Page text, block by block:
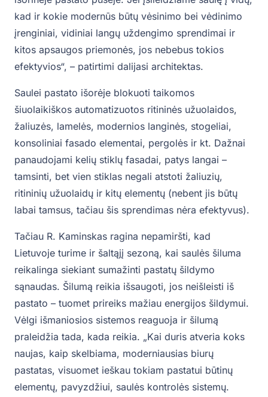
kad ir kokie modernūs būtų vėsinimo bei vėdinimo
įrenginiai, vidiniai langų uždengimo sprendimai ir
kitos apsaugos priemonės, jos nebebus tokios
efektyvios“, – patirtimi dalijasi architektas.
Saulei pastato išorėje blokuoti taikomos
šiuolaikiškos automatizuotos ritininės užuolaidos,
žaliuzės, lamelės, modernios langinės, stogeliai,
konsoliniai fasado elementai, pergolės ir kt. Dažnai
panaudojami kelių stiklų fasadai, patys langai –
tamsinti, bet vien stiklas negali atstoti žaliuzių,
ritininių užuolaidų ir kitų elementų (nebent jis būtų
labai tamsus, tačiau šis sprendimas nėra efektyvus).
Tačiau R. Kaminskas ragina nepamiršti, kad
Lietuvoje turime ir šaltąjį sezoną, kai saulės šiluma
reikalinga siekiant sumažinti pastatų šildymo
sąnaudas. Šilumą reikia išsaugoti, jos neišleisti iš
pastato – tuomet prireiks mažiau energijos šildymui.
Vėlgi išmaniosios sistemos reaguoja ir šilumą
praleidžia tada, kada reikia. „Kai duris atveria koks
naujas, kaip skelbiama, moderniausias biurų
pastatas, visuomet ieškau tokiam pastatui būtinų
elementų, pavyzdžiui, saulės kontrolės sistemų.